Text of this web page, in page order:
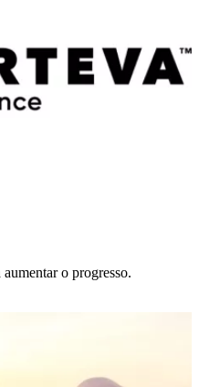
o progresso.